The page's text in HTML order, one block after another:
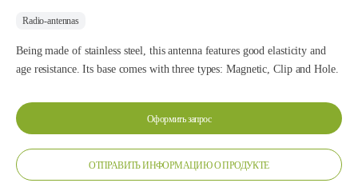
Radio-antennas
Being made of stainless steel, this antenna features good elasticity and
age resistance. Its base comes with three types: Magnetic, Clip and Hole.
Оформить запрос
ОТПРАВИТЬ ИНФОРМАЦИЮ О ПРОДУКТЕ